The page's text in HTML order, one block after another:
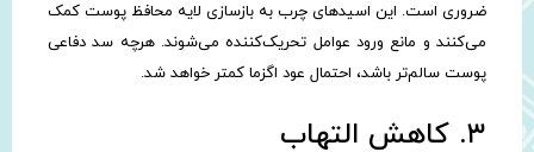
ضروری است. این اسیدهای چرب به بازسازی لایه محافظ پوست کمک
می‌کنند و مانع ورود عوامل تحریک‌کننده می‌شوند. هرچه سد دفاعی
پوست سالم‌تر باشد، احتمال عود اگزما کمتر خواهد شد.
۳. کاهش التهاب